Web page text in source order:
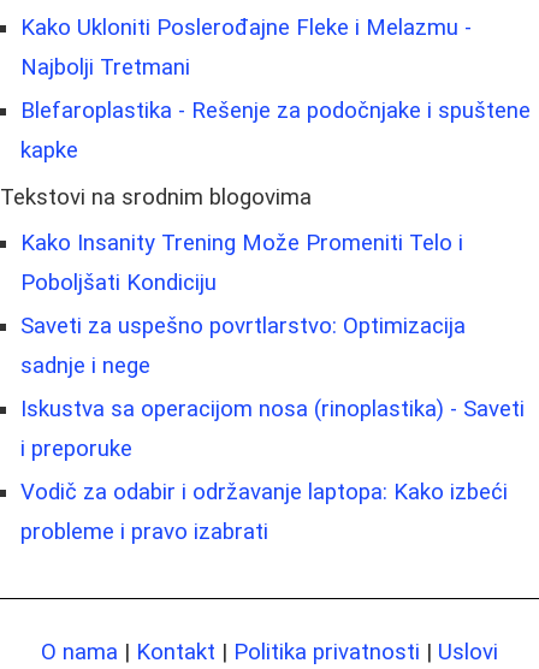
Kako Ukloniti Poslerođajne Fleke i Melazmu -
Najbolji Tretmani
Blefaroplastika - Rešenje za podočnjake i spuštene
kapke
Tekstovi na srodnim blogovima
Kako Insanity Trening Može Promeniti Telo i
Poboljšati Kondiciju
Saveti za uspešno povrtlarstvo: Optimizacija
sadnje i nege
Iskustva sa operacijom nosa (rinoplastika) - Saveti
i preporuke
Vodič za odabir i održavanje laptopa: Kako izbeći
probleme i pravo izabrati
O nama | Kontakt | Politika privatnosti | Uslovi